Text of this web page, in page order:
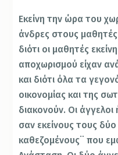
Εκείνη την ώρα του
άνδρες στους
διότι οι μαθητές
αποχωρισμού είχαν
και διότι όλα τα
οικονομίας και της
διακονούν. Οι
σαν εκείνους τους
καθεζομένους¨ που